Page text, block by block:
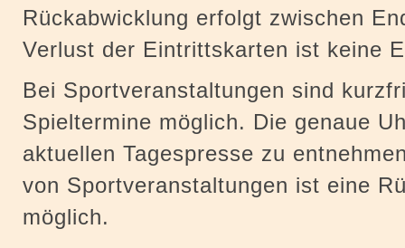
Rückabwicklung erfolgt zwischen
Verlust der Eintrittskarten ist keine
Bei Sportveranstaltungen sind
Spieltermine möglich. Die genaue
aktuellen Tagespresse zu
von Sportveranstaltungen ist eine
möglich.